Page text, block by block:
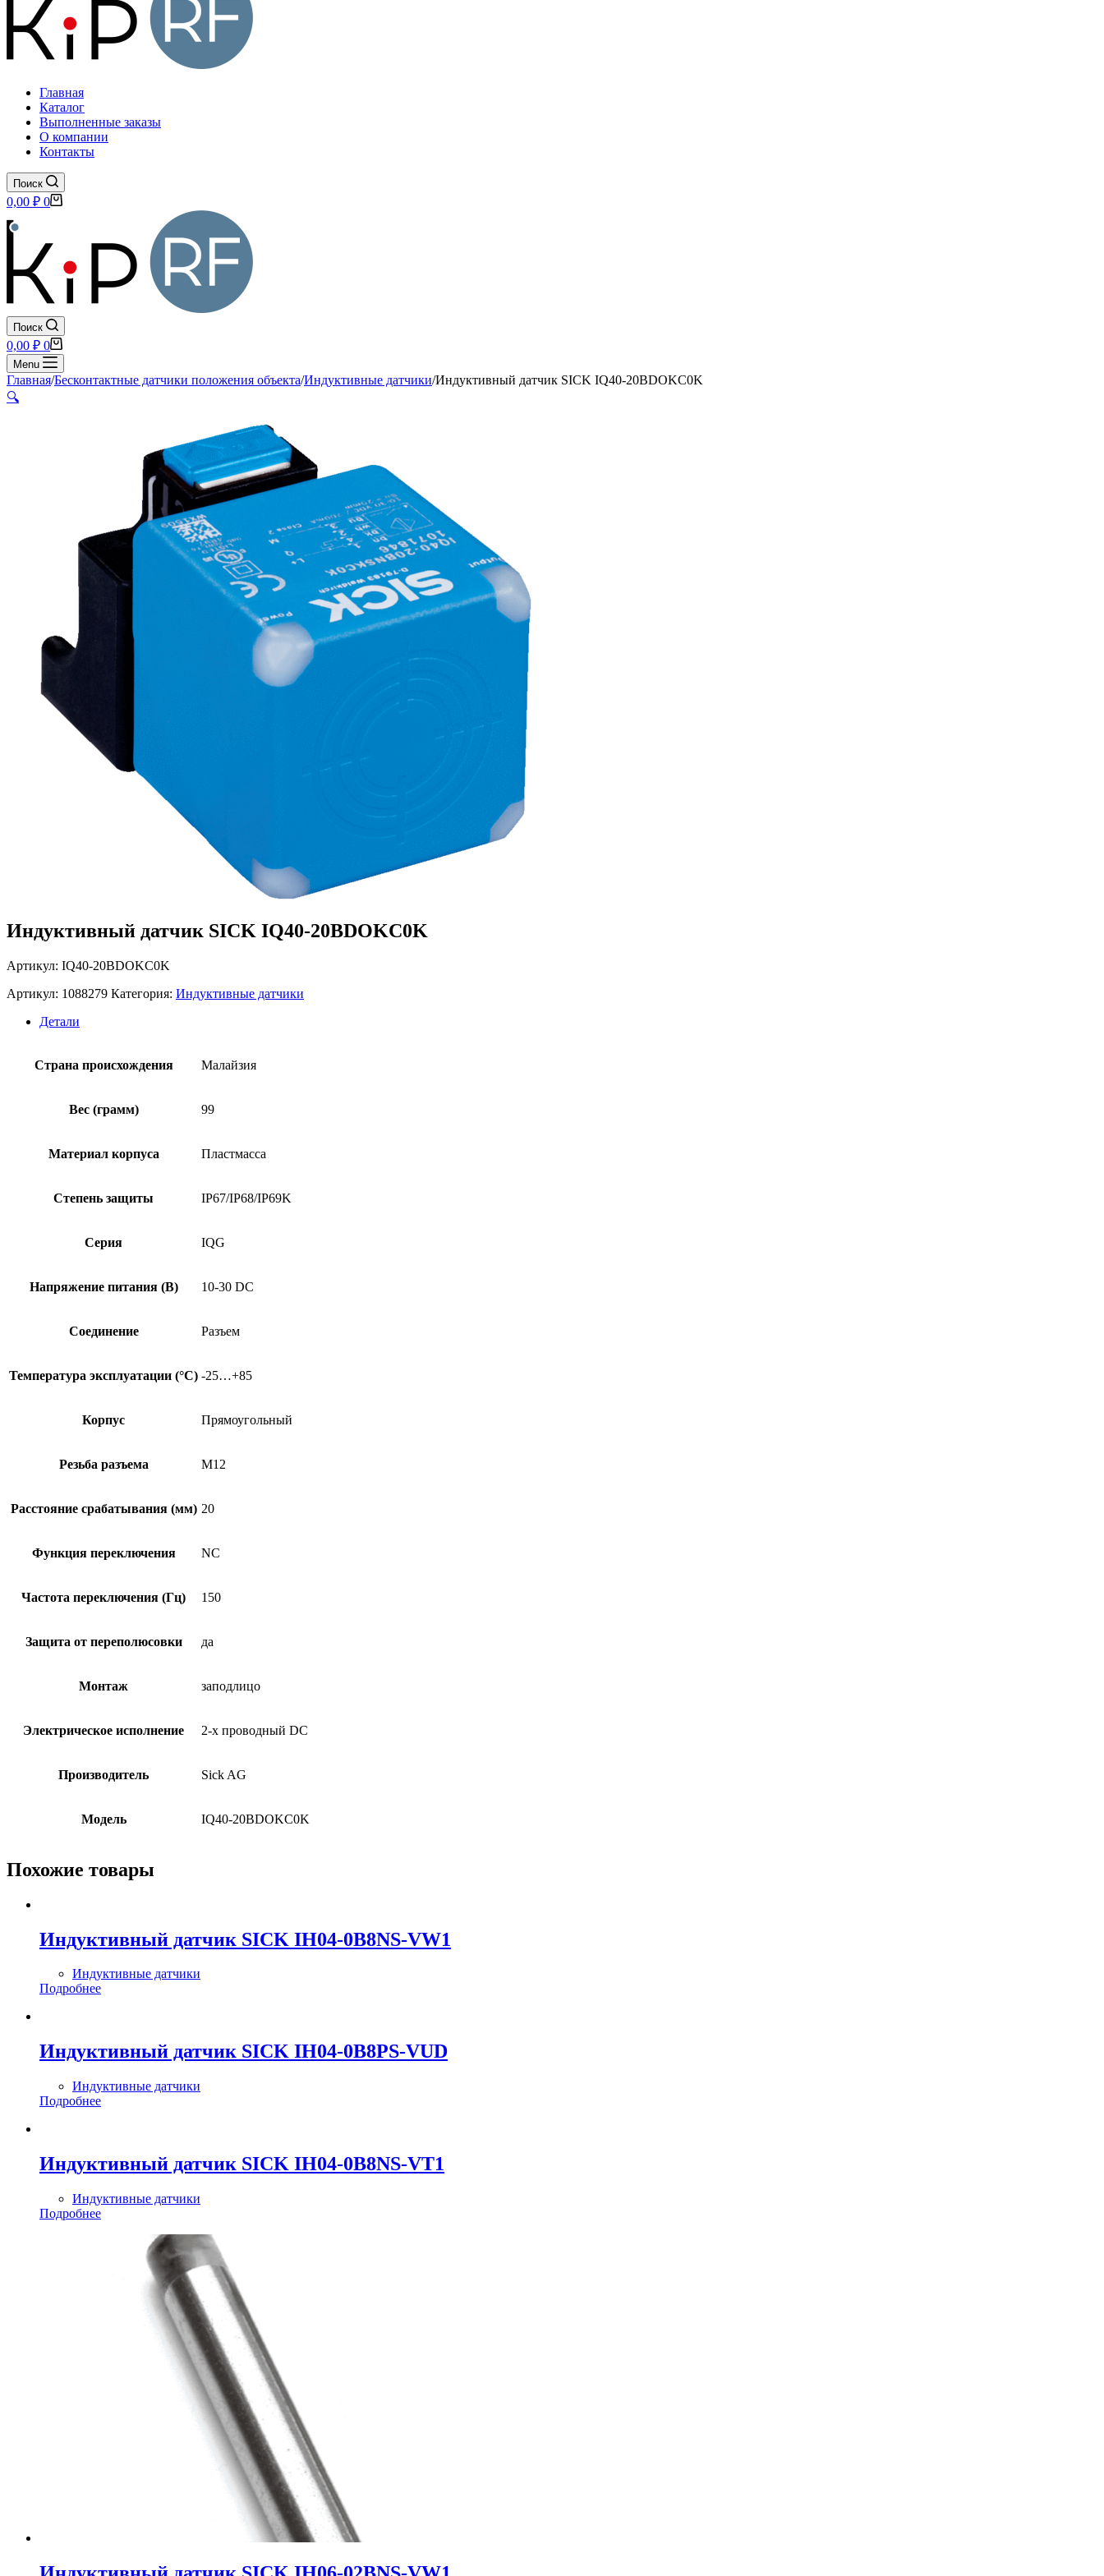
Главная
Каталог
Выполненные заказы
О компании
Контакты
Поиск
Корзина
0,00 ₽ 0
Поиск
Корзина
0,00 ₽ 0
Menu
Главная/Бесконтактные датчики положения объекта/Индуктивные датчики/Индуктивный датчик SICK IQ40-20BDOKC0K
🔍
Индуктивный датчик SICK IQ40-20BDOKC0K
Артикул: IQ40-20BDOKC0K
Артикул: 1088279 Категория: Индуктивные датчики
Детали
Страна происхождения Малайзия
Вес (грамм) 99
Материал корпуса Пластмасса
Степень защиты IP67/IP68/IP69K
Серия IQG
Напряжение питания (В) 10-30 DC
Соединение Разъем
Температура эксплуатации (°C) -25…+85
Корпус Прямоугольный
Резьба разъема M12
Расстояние срабатывания (мм) 20
Функция переключения NC
Частота переключения (Гц) 150
Защита от переполюсовки да
Монтаж заподлицо
Электрическое исполнение 2-х проводный DC
Производитель Sick AG
Модель IQ40-20BDOKC0K
Похожие товары
Индуктивный датчик SICK IH04-0B8NS-VW1
Индуктивные датчики
Подробнее
Индуктивный датчик SICK IH04-0B8PS-VUD
Индуктивные датчики
Подробнее
Индуктивный датчик SICK IH04-0B8NS-VT1
Индуктивные датчики
Подробнее